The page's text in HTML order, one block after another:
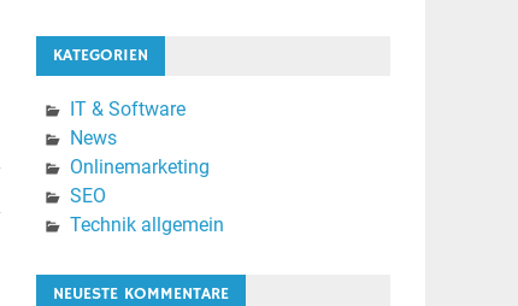
KATEGORIEN
IT & Software
News
Onlinemarketing
SEO
Technik allgemein
NEUESTE KOMMENTARE